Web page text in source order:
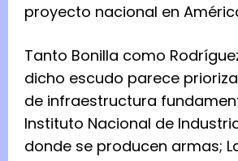
proyecto nacional en
Tanto Bonilla como
dicho escudo parece
de infraestructura
Instituto Nacional de
donde se producen armas;